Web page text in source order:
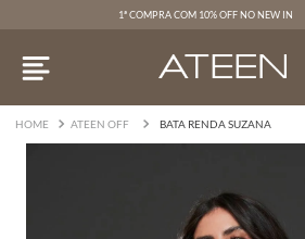
1ª COMPRA COM 10% OFF NO NEW IN
ATEEN OFF BATA RENDA SUZANA